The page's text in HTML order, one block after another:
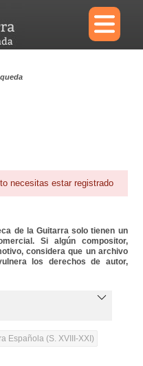
×
necesitas estar registrado
de la Guitarra solo tienen un
Si algún compositor,
considera que un archivo
los derechos de autor,
Española (S. XVIII-XXI)